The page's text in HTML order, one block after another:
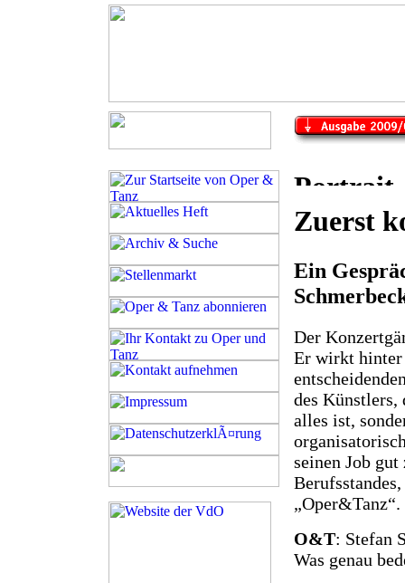
Zuerst
Ein
Der
Er wirkt hinter
des
alles ist,
seinen Job
„Oper&Tanz“.
O&T: Stefan
Was genau